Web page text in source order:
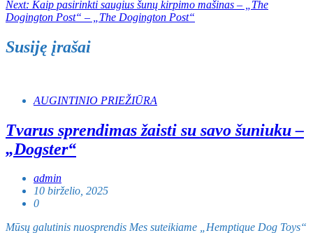
įrašų
Next: Kaip pasirinkti saugius šunų kirpimo mašinas – „The
Dogington Post“ – „The Dogington Post“
Susiję įrašai
AUGINTINIO PRIEŽIŪRA
Tvarus sprendimas žaisti su savo šuniuku –
„Dogster“
admin
10 birželio, 2025
0
Mūsų galutinis nuosprendis Mes suteikiame „Hemptique Dog Toys“